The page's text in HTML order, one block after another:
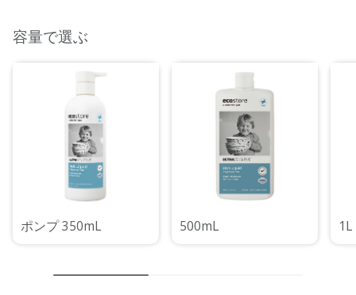
容量で選ぶ
ポンプ 350mL 500mL 1L